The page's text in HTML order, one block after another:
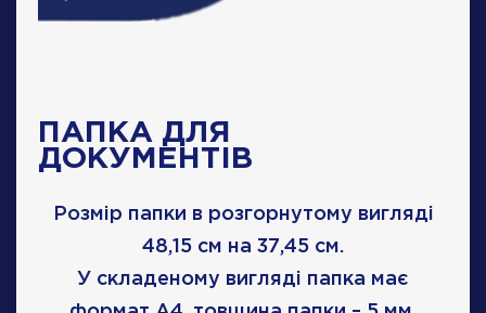
ПАПКА ДЛЯ
ДОКУМЕНТІВ
Розмір папки в розгорнутому вигляді
48,15 см на 37,45 см.
У складеному вигляді папка має